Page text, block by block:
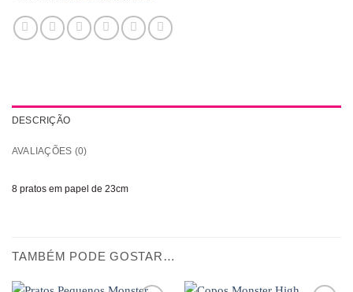
DESCRIÇÃO
AVALIAÇÕES (0)
8 pratos em papel de 23cm
TAMBÉM PODE GOSTAR…